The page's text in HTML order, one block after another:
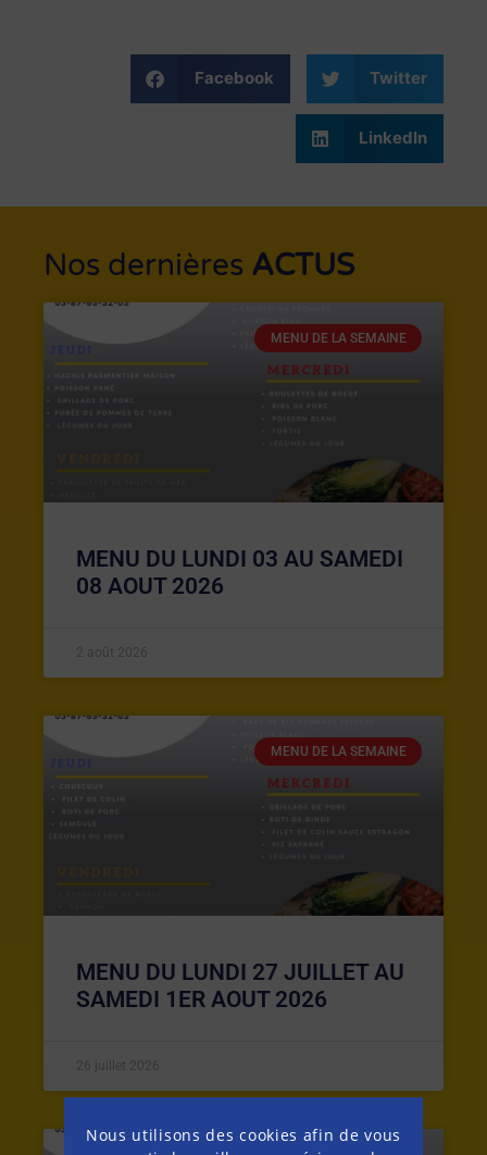
Nous utilisons des cookies afin de vous
Facebook Twitter
LinkedIn
Nos dernières ACTUS
MENU DE LA SEMAINE
MENU DU LUNDI 03 AU SAMEDI
08 AOUT 2026
2 août 2026
MENU DE LA SEMAINE
MENU DU LUNDI 27 JUILLET AU
SAMEDI 1ER AOUT 2026
26 juillet 2026